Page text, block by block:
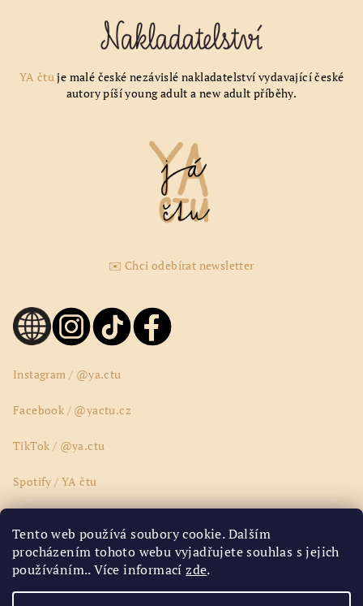
Tento web používá soubory cookie. Dalším
procházením tohoto webu vyjadřujete souhlas s jejich
používáním.. Více informacízde.
YA čtuje malé české nezávislé nakladatelství vydavající české
autory píší young adult a new adult příběhy.
✉️ Chci odebírat newsletter
Instagram / @ya.ctu
Facebook / @yactu.cz
TikTok / @ya.ctu
Spotify / YA čtu
Youtube / @yactucz
Google Disk / ya.ctu.ya